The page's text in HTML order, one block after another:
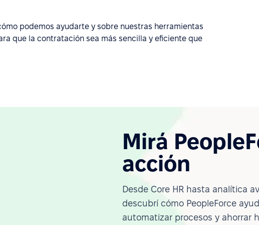
podemos ayudarte y sobre nuestras herramientas
que la contratación sea más sencilla y eficiente que
Mirá
acción
Desde Core HR hasta analítica
descubrí cómo PeopleForce
automatizar procesos y ahorrar